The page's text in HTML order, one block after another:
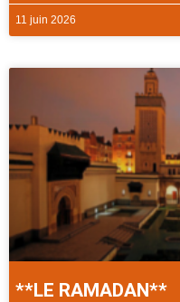
11 juin 2026
**LE RAMADAN**